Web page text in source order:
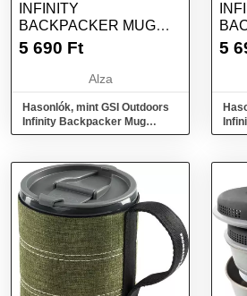
INFINITY
BACKPACKER MUG
500ML - PIROS
5 690 Ft
Alza
Hasonlók, mint GSI Outdoors
Infinity Backpacker Mug
500ml - piros
5